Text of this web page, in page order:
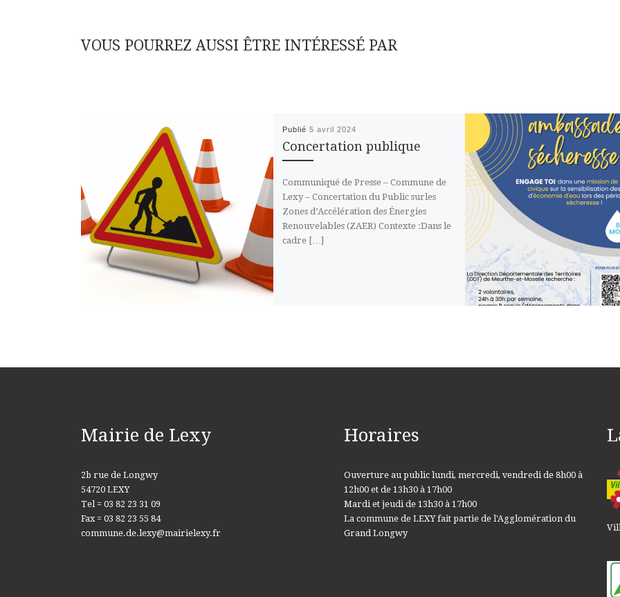
VOUS POURREZ AUSSI ÊTRE INTÉRESSÉ PAR
Publié 5 avril 2024
Concertation publique
Communiqué de Presse – Commune de
Lexy – Concertation du Public surles
Zones d’Accélération des Énergies
Renouvelables (ZAER) Contexte :Dans le
cadre […]
Mairie de Lexy
2b rue de Longwy
54720 LEXY
Tel = 03 82 23 31 09
Fax = 03 82 23 55 84
commune.de.lexy@mairielexy.fr
Horaires
Ouverture au public lundi, mercredi, vendredi de 8h00 à
12h00 et de 13h30 à 17h00
Mardi et jeudi de 13h30 à 17h00
La commune de LEXY fait partie de l'Agglomération du
Grand Longwy